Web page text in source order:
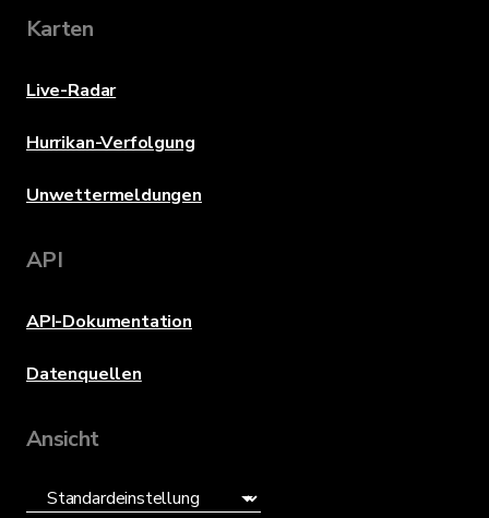
Karten
Live-Radar
Hurrikan-Verfolgung
Unwettermeldungen
API
API-Dokumentation
Datenquellen
Ansicht